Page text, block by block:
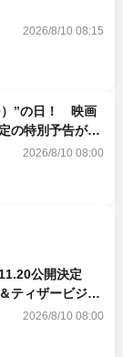
2026/8/10 08:15
）”の日！ 映画
の特別予告が解
2026/8/10 08:00
公開決定
ティザービジュ
2026/8/10 08:00